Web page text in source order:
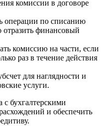
комиссии в договоре
операции по списанию
отразить финансовый
комиссию на части, если
раз в течение действия
для наглядности и
услуги.
с бухгалтерскими
и обеспечить